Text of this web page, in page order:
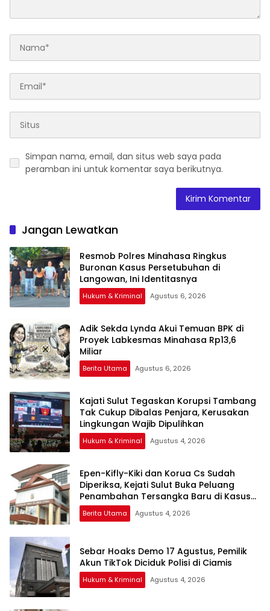
Simpan nama, email, dan situs web saya pada
peramban ini untuk komentar saya berikutnya.
Jangan Lewatkan
Resmob Polres Minahasa Ringkus
Buronan Kasus Persetubuhan di
Langowan, Ini Identitasnya
Hukum & Kriminal Agustus 6, 2026
Adik Sekda Lynda Akui Temuan BPK di
Proyek Labkesmas Minahasa Rp13,6
Miliar
Berita Utama Agustus 6, 2026
Kajati Sulut Tegaskan Korupsi Tambang
Tak Cukup Dibalas Penjara, Kerusakan
Lingkungan Wajib Dipulihkan
Hukum & Kriminal Agustus 4, 2026
Epen-Kifly-Kiki dan Korua Cs Sudah
Diperiksa, Kejati Sulut Buka Peluang
Penambahan Tersangka Baru di Kasus
PT HWR
Berita Utama Agustus 4, 2026
Sebar Hoaks Demo 17 Agustus, Pemilik
Akun TikTok Diciduk Polisi di Ciamis
Hukum & Kriminal Agustus 4, 2026